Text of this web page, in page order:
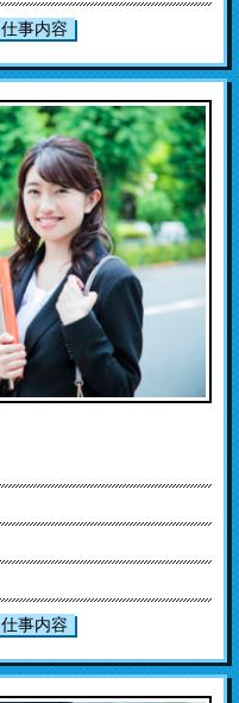
仕事内容
仕事内容